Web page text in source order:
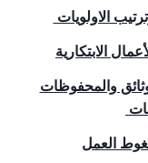
الاولويات
الابتكارية
والمحفوظات
العمل